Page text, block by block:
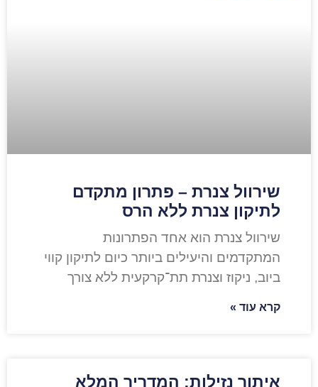
שירוול צנרת – פתרון מתקדם
לתיקון צנרת ללא הרס
שירוול צנרת הוא אחד הפתרונות
המתקדמים והיעילים ביותר כיום לתיקון קווי
ביוב, ניקוז וצנרת תת־קרקעית ללא צורך
קרא עוד »
איתור נזילות: המדריך המלא